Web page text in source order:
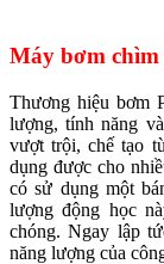
Máy bơm chìm
Thương hiệu bơm
lượng, tính năng
vượt trội, chế tạo
dụng được cho
có sử dụng một
lượng động học
chóng. Ngay lập
năng lượng của